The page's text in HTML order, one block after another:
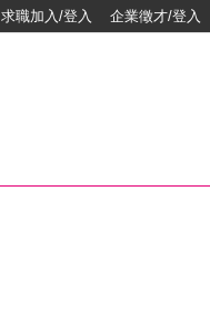
求職加入/登入 企業徵才/登入